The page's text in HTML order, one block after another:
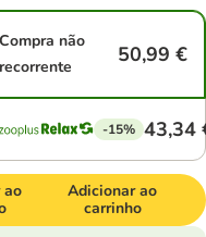
Compra não
recorrente
50,99 €
-15% 43,34
ao
Adicionar ao
carrinho